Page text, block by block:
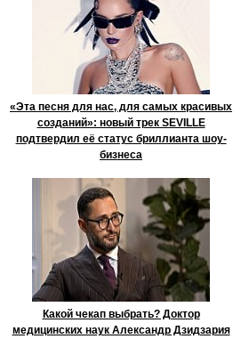
«Эта песня для нас, для самых красивых
созданий»: новый трек SEVILLE
подтвердил её статус бриллианта шоу-
бизнеса
Какой чекап выбрать? Доктор
медицинских наук Александр Дзидзария